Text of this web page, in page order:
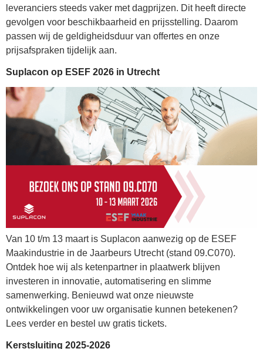
leveranciers steeds vaker met dagprijzen. Dit heeft directe
gevolgen voor beschikbaarheid en prijsstelling. Daarom
passen wij de geldigheidsduur van offertes en onze
prijsafspraken tijdelijk aan.
Suplacon op ESEF 2026 in Utrecht
Van 10 t/m 13 maart is Suplacon aanwezig op de ESEF
Maakindustrie in de Jaarbeurs Utrecht (stand 09.C070).
Ontdek hoe wij als ketenpartner in plaatwerk blijven
investeren in innovatie, automatisering en slimme
samenwerking. Benieuwd wat onze nieuwste
ontwikkelingen voor uw organisatie kunnen betekenen?
Lees verder en bestel uw gratis tickets.
Kerstsluiting 2025-2026